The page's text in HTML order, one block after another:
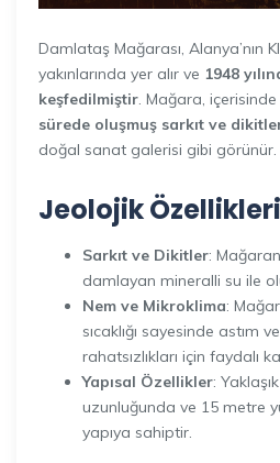
Damlataş Mağarası, Alanya’nın
yakınlarında yer alır ve 1948
keşfedilmiştir. Mağara,
sürede oluşmuş sarkıt ve
doğal sanat galerisi gibi görünür.
JeolojikÖzellikleri
Sarkıt ve Dikitler:
damlayan mineralli su ile
Nem ve Mikroklima:
sıcaklığı sayesinde astım
rahatsızlıkları için faydalı
Yapısal Özellikler:
uzunluğunda ve 15 metre
yapıya sahiptir.